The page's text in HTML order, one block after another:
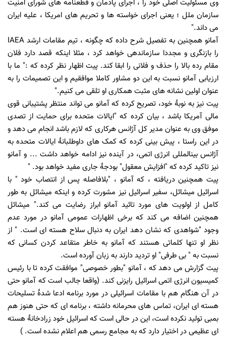
وی مسئولیت اصلی خود را ، اجرای پادمان و قطعنامه های شورای امنیت
سازمان ملل ؛ یعنی اجرای خواسته ها و تحریم های امریکا ، علیه ایران
می داند."
آمانو همچنین به تفصیل شرح داده که چگونه ، تیم مقامات ارشد IAEA
را بازنگری و مجددا سازماندهی خواهد کرد ، مثلا اینکه قصد دارد فلان
مقام رده بالا را حذف و فلانی را ابقا کند. پیت اظهار نظر کرده که :" ما با
ارزیابی آمانو نسبت به این دو مشاور کاملا موافقیم و این تصمیمات را به
عنوان اولین نشانه های مثبت همکاری او تلقی می کنیم."
پیت نیز به نوبۀ خود، تصریح کرده که آمانو می تواند منتظر پشتیبانی قوی
مالی آمریکا باشد ، بیان کرده که "ایالات متحده برای حمایت از تصدی
موفق وی به عنوان مدیر کل آژانس هرکاری که لازم باشد انجام می دهد و
در این راستا ، پیش بینی کرده که کمک های داوطلبانۀ ایالات متحده به
آژانس بینالمللی انرژی اتمی، در آینده نیز ادامه خواهد داشت... و آمانو
نیز تاکید کرده که "افزایش معقول" بودجۀ جاری مفید خواهد بود. "
پیت همچنین دریافته ، که آمانو ، "بلافاصله پس از انتصاب خود " با
اسرائیل میشائل، سفیر اسرائیل نیز مشورت کرده و اینکه میشائل به طور
کامل از اولویت های مورد تائید آمانو ابراز رضایت می کند". میشائل
همچنین اضافه می کند که برخی اظهارات عمومی آمانو در مورد عدم
وجود"شواهدی که نشان دهد ایران به دنبال سلاح هسته ای است. " از
نظر او تنها کلماتی هستند که آمانو به خاطر متقاعد کردن کسانی که
نسبت به " بی طرفی" او تردید دارند به زبان آورده است.
پیت گزارش می دهد که ، آمانو "بطور خصوصی" موافقت کرده تا با رئیس
کمیسیون انرژی اتمی اسرائیل رایزنی کند. (واقعا جالب است که آمانو حتی
در آن هنگام هم با مقامات اسرائیلی در مورد برنامه ادعا شدۀ تسلیحات
هسته ای ایران، تماس های محرمانه داشته ، برنامه ای که حتی هنوز هم
بمبی تولید نکرده است، این در حالی است که اسرائیل خود زرادخانۀ هسته
ای عظیمی در اختیار دارد که به مجامع رسمی هم اعلام نشده است. )